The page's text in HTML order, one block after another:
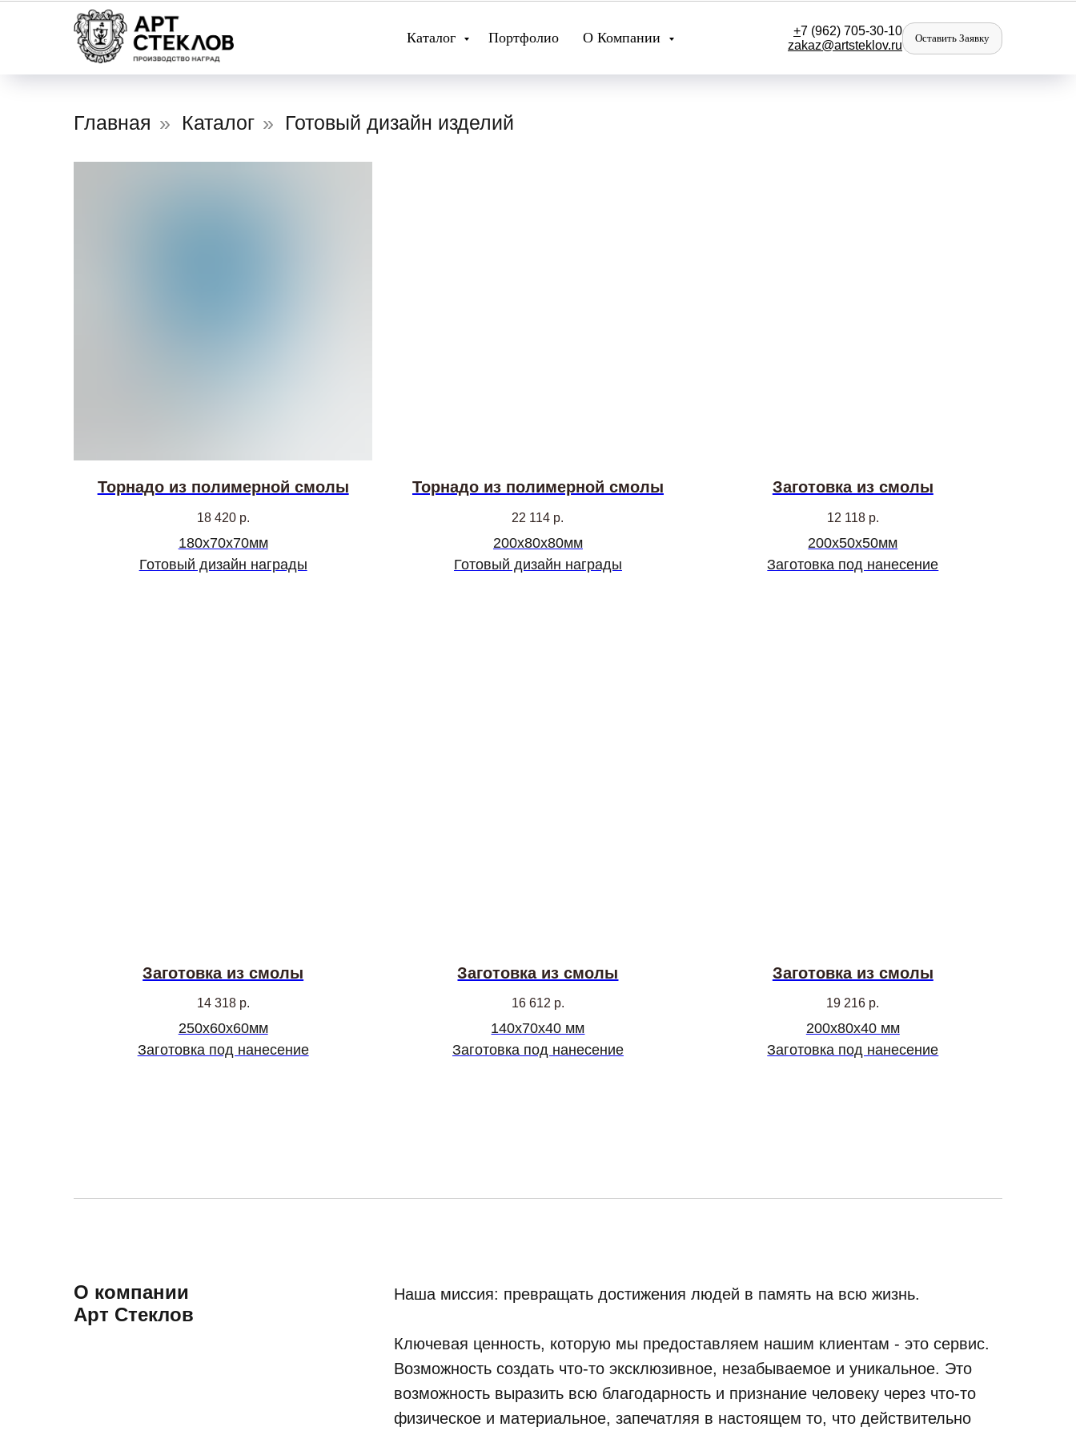
Каталог Портфолио О Компании +7 (962) 705-30-10
zakaz@artsteklov.ru
Оставить Заявку
Главная » Каталог » Готовый дизайн изделий
Торнадо из полимерной смолы
18 420 р.
180х70х70мм
Готовый дизайн награды
Торнадо из полимерной смолы
22 114 р.
200х80х80мм
Готовый дизайн награды
Заготовка из смолы
12 118 р.
200х50х50мм
Заготовка под нанесение
Заготовка из смолы
14 318 р.
250х60х60мм
Заготовка под нанесение
Заготовка из смолы
16 612 р.
140х70х40 мм
Заготовка под нанесение
Заготовка из смолы
19 216 р.
200х80х40 мм
Заготовка под нанесение
О компании
Арт Стеклов
Наша миссия: превращать достижения людей в память на всю жизнь.
Ключевая ценность, которую мы предоставляем нашим клиентам - это сервис.
Возможность создать что-то эксклюзивное, незабываемое и уникальное. Это
возможность выразить всю благодарность и признание человеку через что-то
физическое и материальное, запечатляя в настоящем то, что действительно